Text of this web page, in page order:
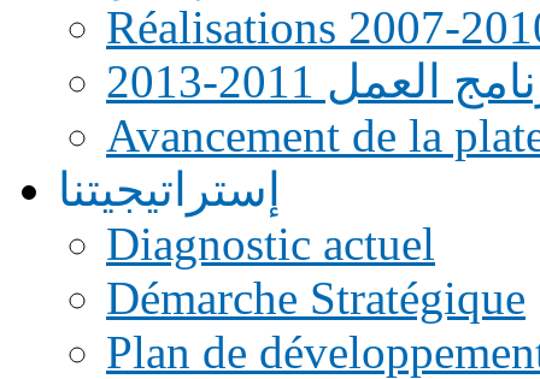
Réalisations 2007-
العمل 2011-2013
Avancement de la
إستراتيجيتنا
Diagnostic actuel
Démarche Stratégique
Plan de